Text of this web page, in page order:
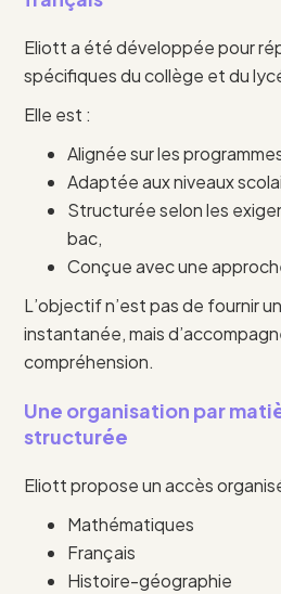
Eliott a été développée pour
spécifiques du collège et du
Elle est :
Alignée sur les
Adaptée aux niveaux
Structurée selon les
bac,
Conçue avec une
L’objectif n’est pas de fournir
instantanée, mais
compréhension.
Une organisation par
structurée
Eliott propose un accès
Mathématiques
Français
Histoire-géographie